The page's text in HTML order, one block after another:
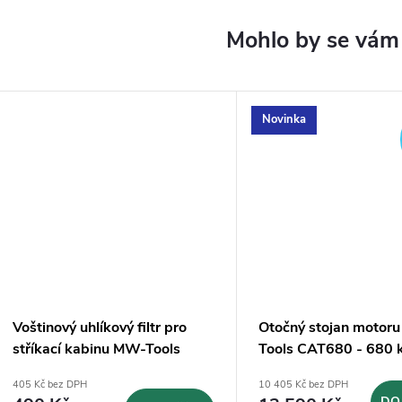
Voštinový uhlíkový filtr pro
stříkací kabinu MW-Tools
405 Kč bez DPH
Novinka
Otočný stojan
Tools CAT680 - 680
10 405 Kč bez DPH